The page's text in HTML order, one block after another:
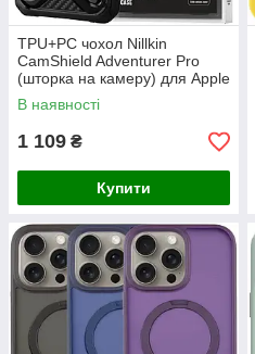
TPU+PC чохол Nillkin
CamShield Adventurer Pro
(шторка на камеру) для Apple
iPhone 14 Pro Max (6.7")
В наявності
1 109 ₴
Купити